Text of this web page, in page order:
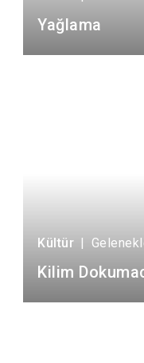
Yağlama
Kültür |
Kilim